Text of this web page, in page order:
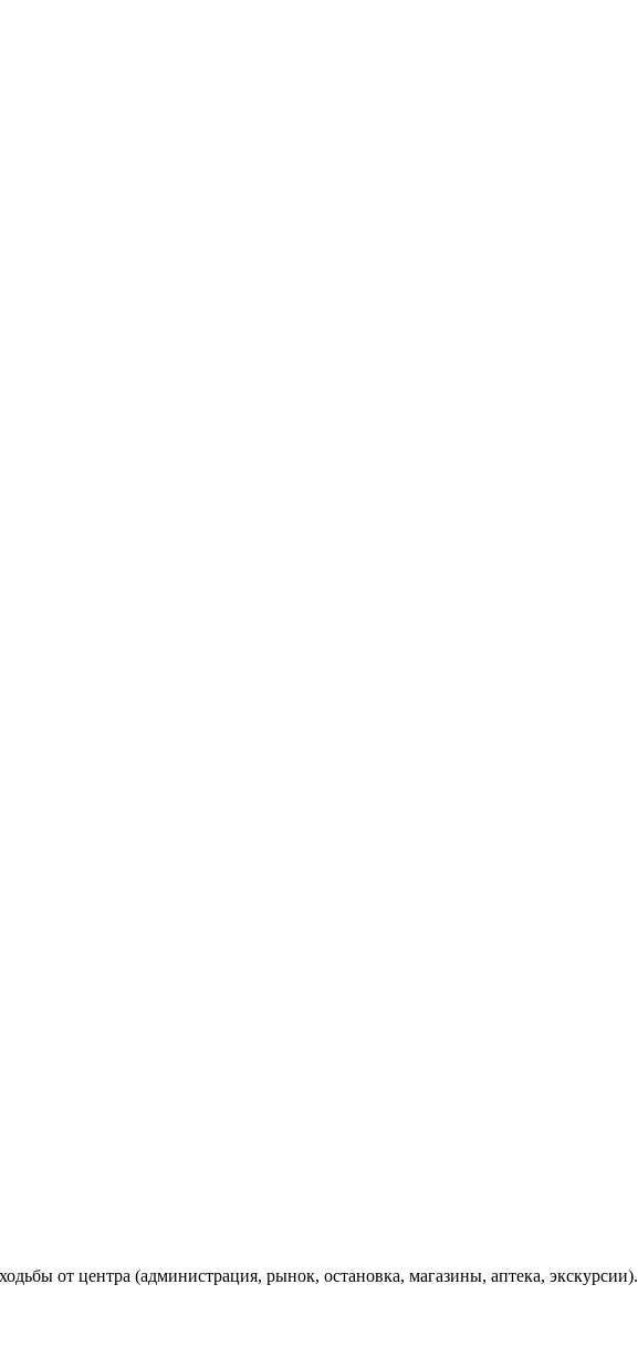
от центра (администрация, рынок, остановка, магазины, аптека, экскурсии).